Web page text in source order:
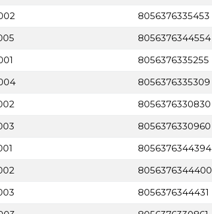
8056376335453
8056376344554
8056376335255
8056376335309
8056376330830
8056376330960
8056376344394
8056376344400
8056376344431